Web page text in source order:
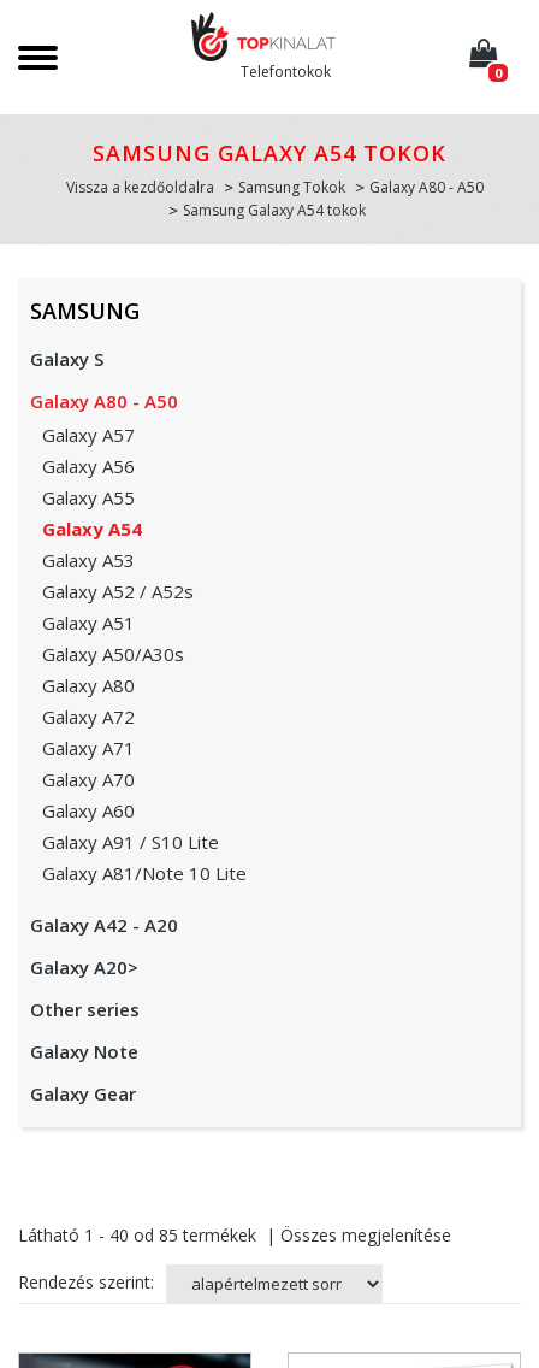
Telefontokok 0
SAMSUNG GALAXY A54 TOKOK
Vissza a kezdőoldalra Samsung Tokok
Galaxy A80 - A50
Samsung Galaxy A54 tokok
SAMSUNG
Galaxy S
Galaxy A80 - A50
Galaxy A57
Galaxy A56
Galaxy A55
Galaxy A54
Galaxy A53
Galaxy A52 / A52s
Galaxy A51
Galaxy A50/A30s
Galaxy A80
Galaxy A72
Galaxy A71
Galaxy A70
Galaxy A60
Galaxy A91 / S10 Lite
Galaxy A81/Note 10 Lite
Galaxy A42 - A20
Galaxy A20>
Other series
Galaxy Note
Galaxy Gear
Látható 1 - 40 od 85 termékek | Összes megjelenítése
Rendezés szerint: